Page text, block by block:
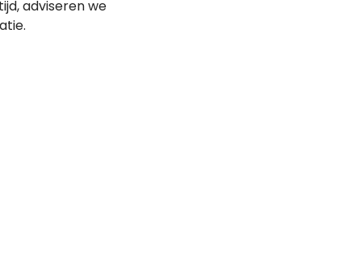
adviseren we